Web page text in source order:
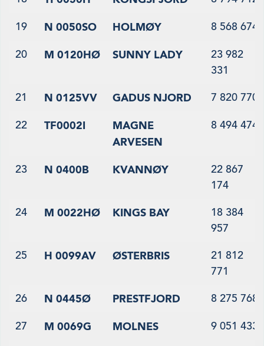
19 N 0050SO HOLMØY 8 568 674
20 M 0120HØ SUNNY LADY
23 982
331
21 N 0125VV GADUS NJORD 7 820 770
22 TF0002I
MAGNE
ARVESEN
8 494 474
23 N 0400B KVANNØY
22 867
174
24 M 0022HØ KINGS BAY
18 384
957
25 H 0099AV ØSTERBRIS
21 812
771
26 N 0445Ø PRESTFJORD 8 275 768
27 M 0069G MOLNES 9 051 433